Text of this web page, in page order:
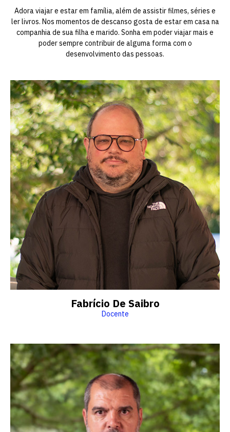
Adora viajar e estar em família, além de assistir filmes, séries e
ler livros. Nos momentos de descanso gosta de estar em casa na
companhia de sua filha e marido. Sonha em poder viajar mais e
poder sempre contribuir de alguma forma com o
desenvolvimento das pessoas.
Fabrício De Saibro
Docente